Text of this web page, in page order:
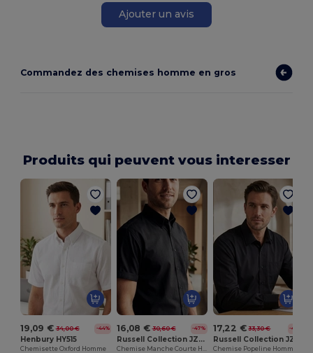
Ajouter un avis
Commandez des chemises homme en gros
Produits qui peuvent vous interesser
19,09 € 34,00 € -44%
Henbury HY515
Chemisette Oxford Homme
16,08 € 30,60 € -47%
Russell Collection JZ933
17,22 € 33,30 € -48%